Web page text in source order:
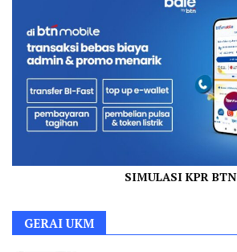
SIMULASI KPR BTN
GERAI UKM